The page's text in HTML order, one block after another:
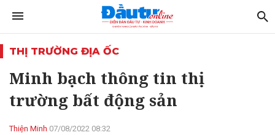
THỊ TRƯỜNG ĐỊA ỐC
Minh bạch thông tin thị
trường bất động sản
Thiện Minh 07/08/2022 08:32